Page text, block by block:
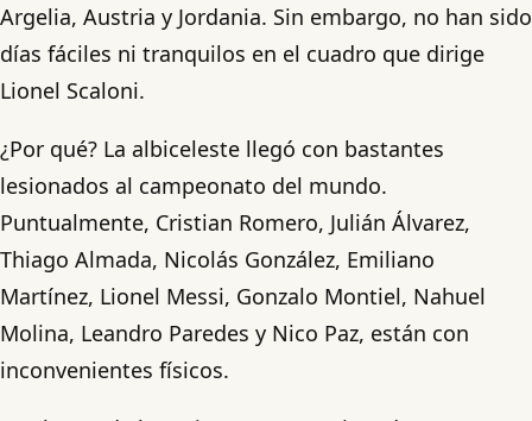
Argelia, Austria y Jordania. Sin embargo, no han sido
días fáciles ni tranquilos en el cuadro que dirige
Lionel Scaloni.
¿Por qué? La albiceleste llegó con bastantes
lesionados al campeonato del mundo.
Puntualmente, Cristian Romero, Julián Álvarez,
Thiago Almada, Nicolás González, Emiliano
Martínez, Lionel Messi, Gonzalo Montiel, Nahuel
Molina, Leandro Paredes y Nico Paz, están con
inconvenientes físicos.